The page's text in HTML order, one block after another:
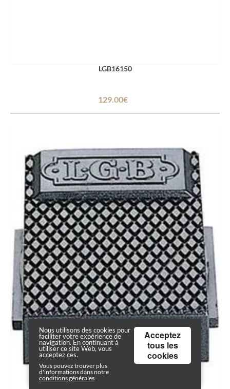
LGB16150
129.00€
Nous utilisons des cookies pour
faciliter votre expérience de
navigation. En continuant à
utiliser ce site Web, vous
acceptez ces.
Vous pouvez trouver plus
d'informations dans notre
conditions générales.
Acceptez
tous les
cookies